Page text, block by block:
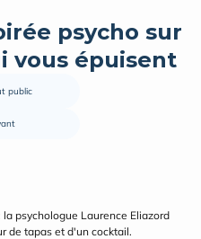
psycho sur
vous épuisent
public
psychologue Laurence Eliazord
de tapas et d'un cocktail.